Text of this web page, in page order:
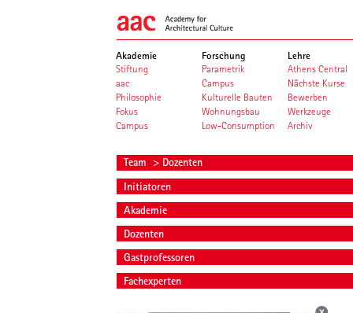
Akademie
Stiftung
aac
Philosophie
Fokus
Campus
Forschung
Parametrik
Campus
Kulturelle Bauten
Wohnungsbau
Low-Consumption
Lehre
Athens Central
Nächste Kurse
Bewerben
Werkzeuge
Archiv
Team > Dozenten
Initiatoren
Akademie
Dozenten
Gastprofessoren
Fachexperten